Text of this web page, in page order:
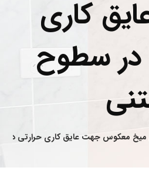
کاری
در سطوح
میخ معکوس جهت عایق کاری حرارتی در